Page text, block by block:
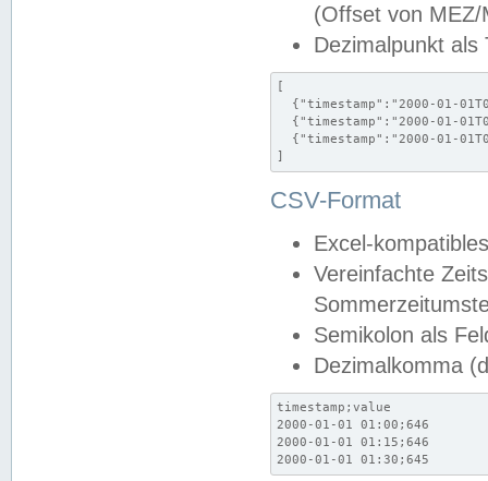
(Offset von MEZ/
Dezimalpunkt als
[
{"timestamp":"2000-01-
{"timestamp":"2000-01-
{"timestamp":"2000-01-
]
CSV-Format
Excel-
Vereinfachte
Semikolon als
Dezimalkomma
timestamp;value
2000-01-01 01:00;646
2000-01-01 01:15;646
2000-01-01 01:30;645